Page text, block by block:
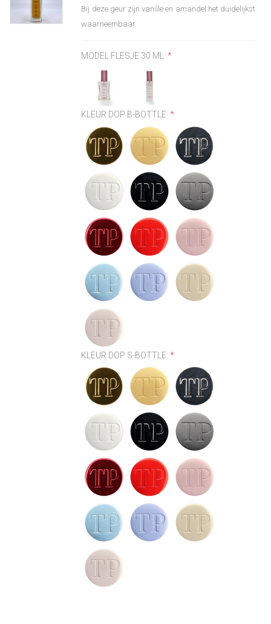
Bij deze geur zijn vanille en amandel het duidelijkst
waarneembaar.
MODEL FLESJE 30 ML:*
KLEUR DOP B-BOTTLE:*
KLEUR DOP S-BOTTLE:*